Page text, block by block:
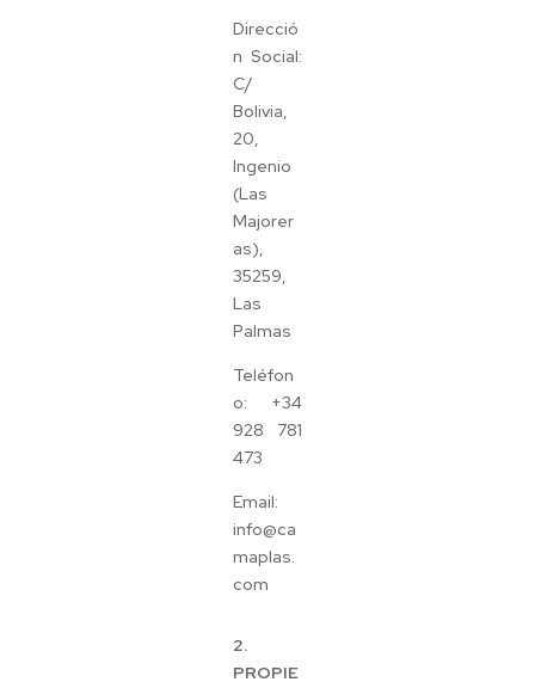
Direcció
n Social:
C/
Bolivia,
20,
Ingenio
(Las
Majorer
as),
35259,
Las
Palmas
Teléfon
o: +34
928 781
473
Email:
info@ca
maplas.
com
2.
PROPIE